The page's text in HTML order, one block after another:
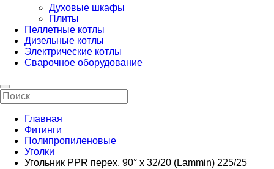
Духовые шкафы
Плиты
Пеллетные котлы
Дизельные котлы
Электрические котлы
Сварочное оборудование
Главная
Фитинги
Полипропиленовые
Уголки
Угольник PPR перех. 90° х 32/20 (Lammin) 225/25